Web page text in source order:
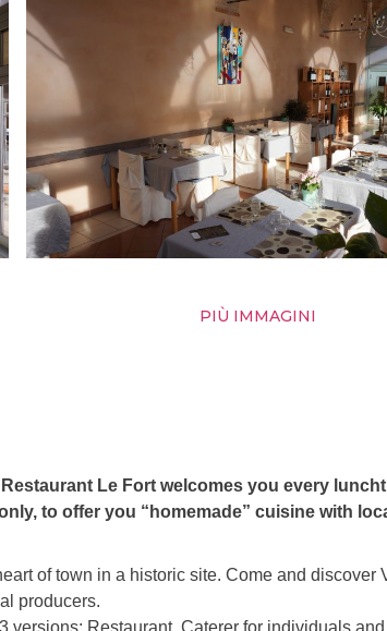
PIÙ IMMAGINI
Le Fort welcomes you every
to offer you “homemade” cuisine with
of town in a historic site. Come and discover
producers.